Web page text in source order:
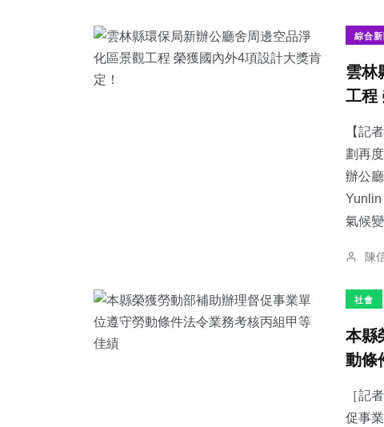
綜合新
雲林
工程
【記
劃再
辦公
Yunlin
氣候
陳
社會
本縣
動條
［記
促事